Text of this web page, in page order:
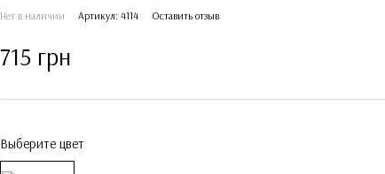
Нет в наличии Артикул: 4114 Оставить отзыв
715 грн
Выберите цвет